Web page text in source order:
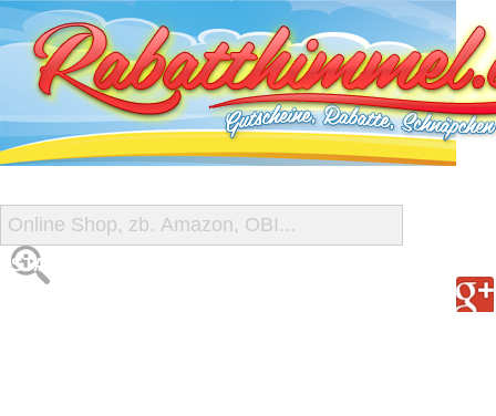
START